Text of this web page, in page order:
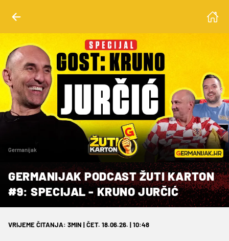
Germanijak
GERMANIJAK PODCAST ŽUTI KARTON
#9: SPECIJAL - KRUNO JURČIĆ
VRIJEME ČITANJA: 3MIN | ČET. 18.06.26. | 10:48